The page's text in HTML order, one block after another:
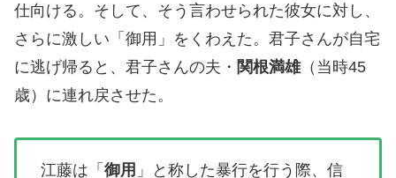
仕向ける。そして、そう言わせられた彼女に対し、
さらに激しい「御用」をくわえた。君子さんが自宅
に逃げ帰ると、君子さんの夫・ 関根満雄（当時45
歳）に連れ戻させた。
江藤は「 御用 」と称した暴行を行う際、信